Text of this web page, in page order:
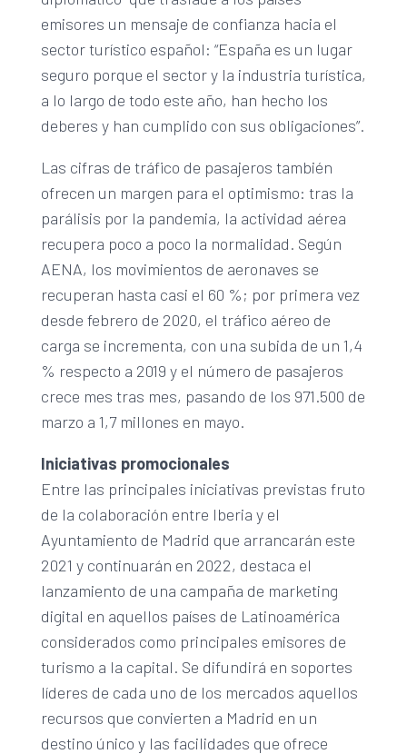
emisores un mensaje de confianza hacia el
sector turístico español: “España es un lugar
seguro porque el sector y la industria turística,
a lo largo de todo este año, han hecho los
deberes y han cumplido con sus obligaciones”.
Las cifras de tráfico de pasajeros también
ofrecen un margen para el optimismo: tras la
parálisis por la pandemia, la actividad aérea
recupera poco a poco la normalidad. Según
AENA, los movimientos de aeronaves se
recuperan hasta casi el 60 %; por primera vez
desde febrero de 2020, el tráfico aéreo de
carga se incrementa, con una subida de un 1,4
% respecto a 2019 y el número de pasajeros
crece mes tras mes, pasando de los 971.500 de
marzo a 1,7 millones en mayo.
Iniciativas promocionales
Entre las principales iniciativas previstas fruto
de la colaboración entre Iberia y el
Ayuntamiento de Madrid que arrancarán este
2021 y continuarán en 2022, destaca el
lanzamiento de una campaña de marketing
digital en aquellos países de Latinoamérica
considerados como principales emisores de
turismo a la capital. Se difundirá en soportes
líderes de cada uno de los mercados aquellos
recursos que convierten a Madrid en un
destino único y las facilidades que ofrece